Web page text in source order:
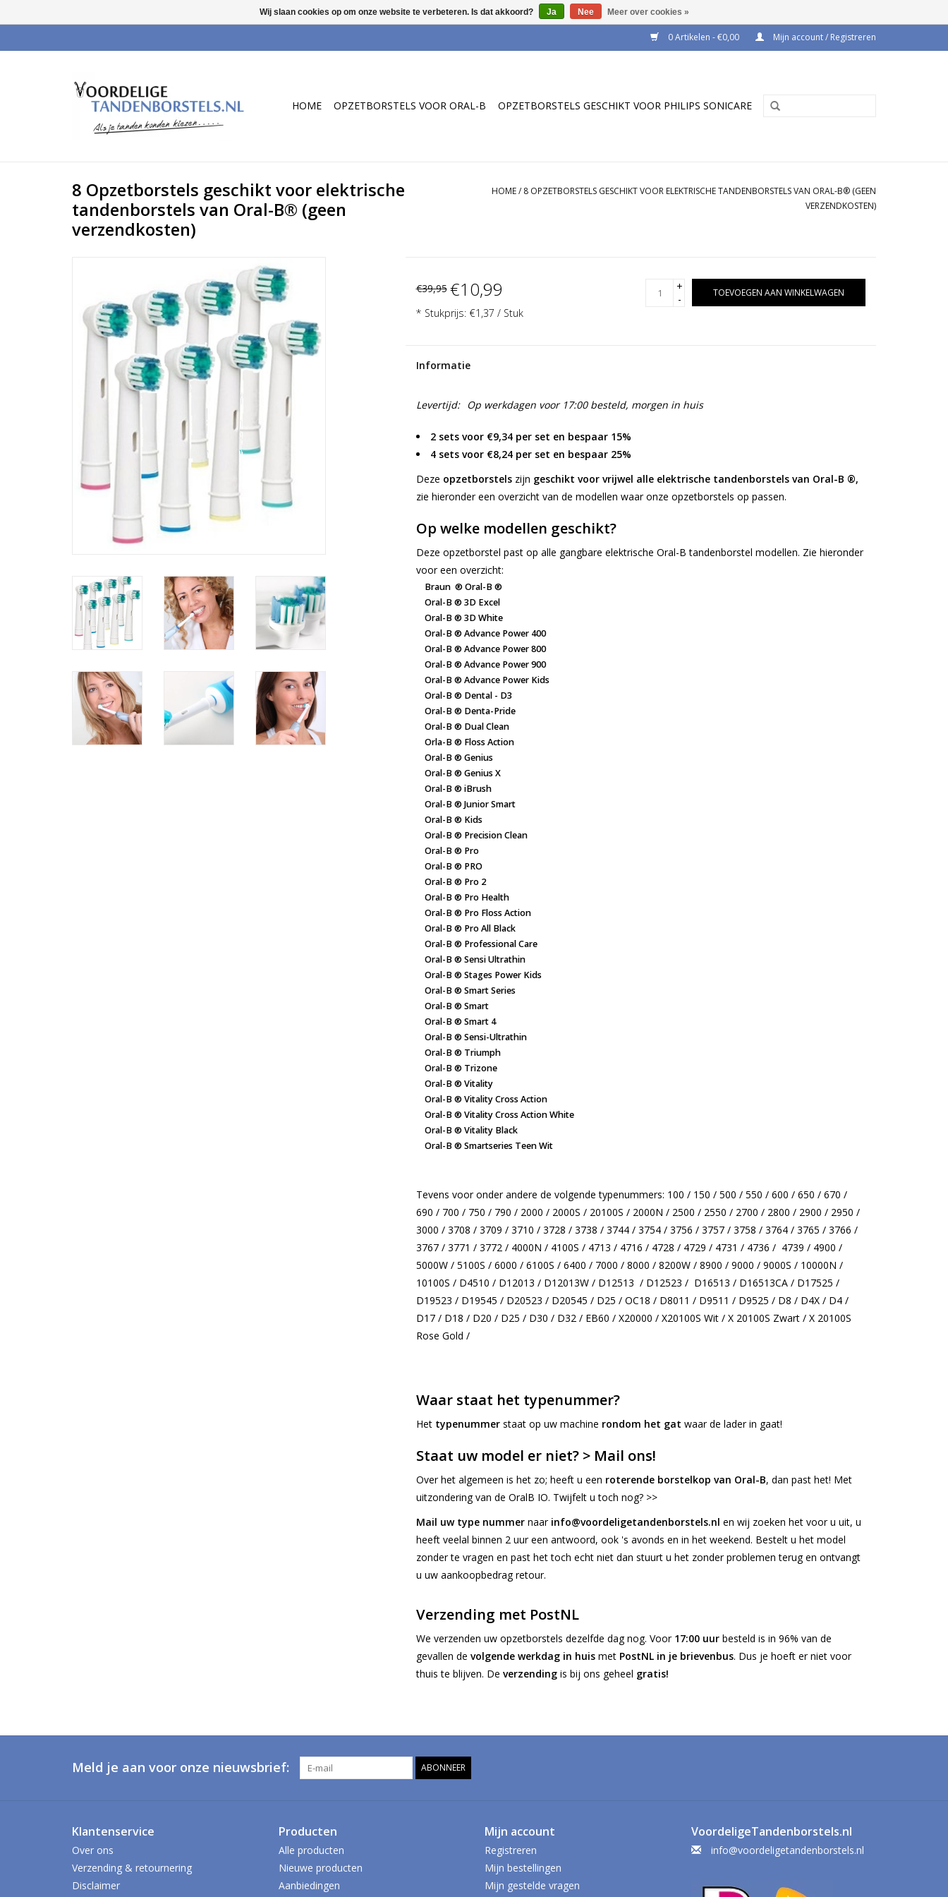
0 Artikelen - €0,00 Mijn account / Registreren
HOME OPZETBORSTELS VOOR ORAL-B OPZETBORSTELS GESCHIKT VOOR PHILIPS SONICARE
8 Opzetborstels geschikt voor elektrische
tandenborstels van Oral-B® (geen
verzendkosten)
HOME/ 8 OPZETBORSTELS GESCHIKT VOOR ELEKTRISCHE TANDENBORSTELS VAN ORAL-B® (GEEN
VERZENDKOSTEN)
€39,95 €10,99
* Stukprijs: €1,37 / Stuk
+
-
TOEVOEGEN AAN WINKELWAGEN
Informatie
Levertijd: Op werkdagen voor 17:00 besteld, morgen in huis
2 sets voor €9,34 per set en bespaar 15%
4 sets voor €8,24 per set en bespaar 25%
Deze opzetborstelszijn geschikt voor vrijwel alle elektrische tandenborstels van Oral-B ®,
zie hieronder een overzicht van de modellen waar onze opzetborstels op passen.
Op welke modellen geschikt?
Deze opzetborstel past op alle gangbare elektrische Oral-B tandenborstel modellen. Zie hieronder
voor een overzicht:
Braun ® Oral-B ®
Oral-B ® 3D Excel
Oral-B ® 3D White
Oral-B ® Advance Power 400
Oral-B ® Advance Power 800
Oral-B ® Advance Power 900
Oral-B ® Advance Power Kids
Oral-B ® Dental - D3
Oral-B ® Denta-Pride
Oral-B ® Dual Clean
Orla-B ® Floss Action
Oral-B ® Genius
Oral-B ® Genius X
Oral-B ® iBrush
Oral-B ® Junior Smart
Oral-B ® Kids
Oral-B ® Precision Clean
Oral-B ® Pro
Oral-B ® PRO
Oral-B ® Pro 2
Oral-B ® Pro Health
Oral-B ® Pro Floss Action
Oral-B ® Pro All Black
Oral-B ® Professional Care
Oral-B ®Sensi Ultrathin
Oral-B ® Stages Power Kids
Oral-B ® Smart Series
Oral-B ® Smart
Oral-B ® Smart 4
Oral-B ® Sensi-Ultrathin
Oral-B ® Triumph
Oral-B ® Trizone
Oral-B ® Vitality
Oral-B ® Vitality Cross Action
Oral-B ® Vitality Cross Action White
Oral-B ® Vitality Black
Oral-B ® Smartseries Teen Wit
Tevens voor onder andere de volgende typenummers: 100 / 150 / 500 / 550 / 600 / 650 / 670 /
690 / 700 / 750 / 790 / 2000 / 2000S / 20100S / 2000N / 2500 / 2550 / 2700 / 2800 / 2900 / 2950 /
3000 / 3708 / 3709 / 3710 / 3728 / 3738 / 3744 / 3754 / 3756 / 3757 / 3758 / 3764 / 3765 / 3766 /
3767 / 3771 / 3772 / 4000N / 4100S / 4713 / 4716 / 4728 / 4729 / 4731 / 4736 / 4739 / 4900 /
5000W / 5100S / 6000 / 6100S / 6400 / 7000 / 8000 / 8200W / 8900 / 9000 / 9000S / 10000N /
10100S / D4510 / D12013 / D12013W / D12513 / D12523 / D16513 / D16513CA / D17525 /
D19523 / D19545 / D20523 / D20545 / D25 / OC18 / D8011 / D9511 / D9525 / D8 / D4X / D4 /
D17 / D18 / D20 / D25 / D30 / D32 / EB60 / X20000 / X20100S Wit / X 20100S Zwart / X 20100S
Rose Gold /
Waar staat het typenummer?
Het typenummer staat op uw machine rondom het gat waar de lader in gaat!
Staat uw model er niet? > Mail ons!
Over het algemeen is het zo; heeft u een roterende borstelkop van Oral-B, dan past het! Met
uitzondering van de OralB IO. Twijfelt u toch nog? >>
Mail uw type nummer naar info@voordeligetandenborstels.nl en wij zoeken het voor u uit, u
heeft veelal binnen 2 uur een antwoord, ook 's avonds en in het weekend. Bestelt u het model
zonder te vragen en past het toch echt niet dan stuurt u het zonder problemen terug en ontvangt
u uw aankoopbedrag retour.
Verzending met PostNL
We verzenden uw opzetborstels dezelfde dag nog. Voor 17:00 uurbesteld is in 96% van de
gevallen de volgende werkdag in huis metPostNL in je brievenbus. Dus je hoeft er niet voor
thuis te blijven. De verzendingis bij ons geheel gratis!
Meld je aan voor onze nieuwsbrief: ABONNEER
Klantenservice
Over ons
Verzending & retournering
Disclaimer
Producten
Alle producten
Nieuwe producten
Aanbiedingen
Mijn account
Registreren
Mijn bestellingen
Mijn gestelde vragen
VoordeligeTandenborstels.nl
info@voordeligetandenborstels.nl
Wij slaan cookies op om onze website te verbeteren. Is dat akkoord? Ja Nee Meer over cookies »